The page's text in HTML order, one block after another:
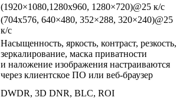
(1920×1080,1280х960, 1280×720)@25 к/с
(704х576, 640×480, 352×288, 320×240)@25
к/с
Насыщенность, яркость, контраст, резкость,
зеркалирование, маска приватности
и наложение изображения настраиваются
через клиентское ПО или веб-браузер
DWDR, 3D DNR, BLC, ROI